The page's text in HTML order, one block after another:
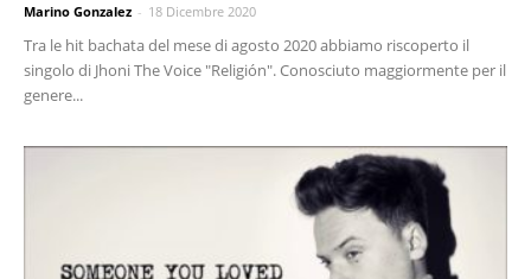
Marino Gonzalez - 18 Dicembre 2020
Tra le hit bachata del mese di agosto 2020 abbiamo riscoperto il
singolo di Jhoni The Voice "Religión". Conosciuto maggiormente per il
genere...